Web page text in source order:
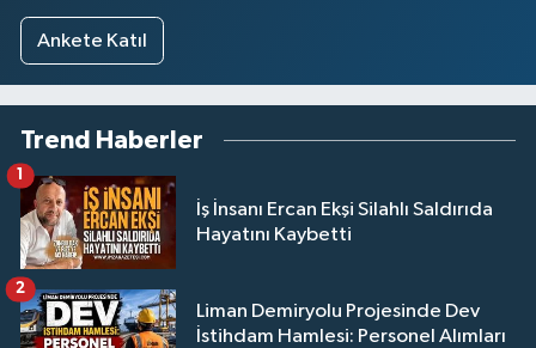
Ankete Katıl
Trend Haberler
İş İnsanı Ercan Ekşi Silahlı Saldırıda
Hayatını Kaybetti
1
Liman Demiryolu Projesinde Dev
İstihdam Hamlesi: Personel Alımları
2